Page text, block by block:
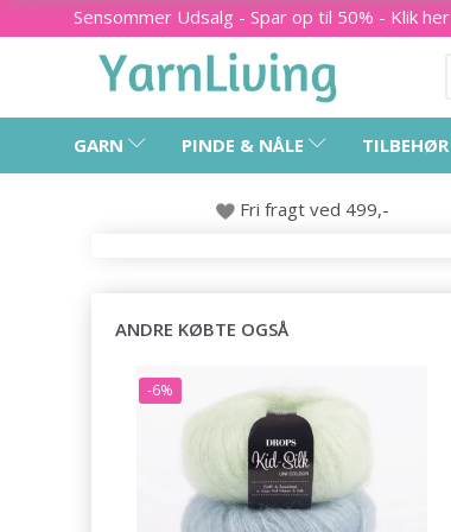
Sensommer Udsalg - Spar op til 50% - Klik her
GARN PINDE & NÅLE TILBEHØR
Fri fragt ved 499,-
ANDRE KØBTE OGSÅ
-6%